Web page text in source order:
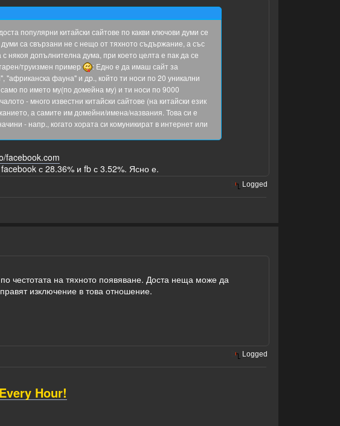
популярни китайски сайтове по какви ключови думи се
са свързани не с нещо от тяхното съдържание, а със
допълнителна дума, при което целта е пак да се
труизмен пример
: Едно е да имаш сайт за
фауна" и др., който ти носи по 20 уникални
по името му(по домейна му) и ти носи по 9000
- много известни китайски сайтове (на китайски език
а самите им домейни/имена/названия. Това си е
- напр., когато хората си комуникират в интернет или
facebook.com
с 28.36% и fb с 3.52%. Ясно е.
Logged
честотата на тяхното появяване. Доста неща може да
изключение в това отношение.
Logged
Hour!